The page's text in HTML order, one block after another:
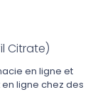
Citrate)
en ligne et
ligne chez des